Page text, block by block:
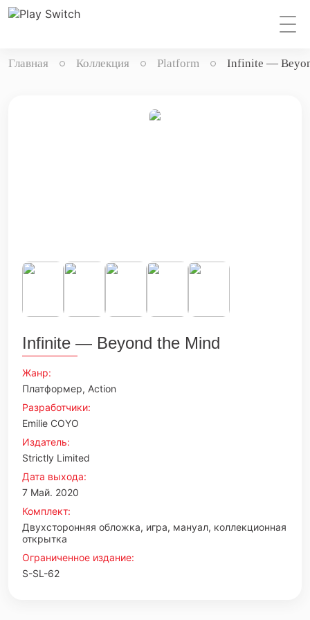
Главная Коллекция Platform Infinite —
Infinite — Beyond the Mind
Жанр:
Платформер, Action
Разработчики:
Emilie COYO
Издатель:
Strictly Limited
Дата выхода:
7 Май. 2020
Комплект:
Двухсторонняя обложка, игра, мануал, коллекционная
открытка
Ограниченное издание:
S-SL-62